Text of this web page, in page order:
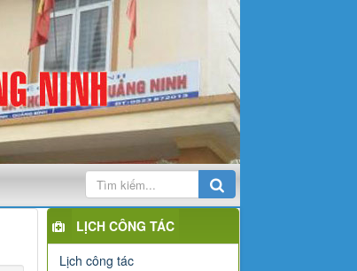
LỊCH CÔNG TÁC
Lịch công tác